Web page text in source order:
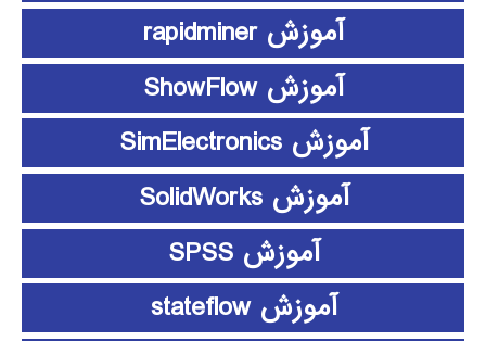
آموزش rapidminer
آموزش ShowFlow
آموزش SimElectronics
آموزش SolidWorks
آموزش SPSS
آموزش stateflow